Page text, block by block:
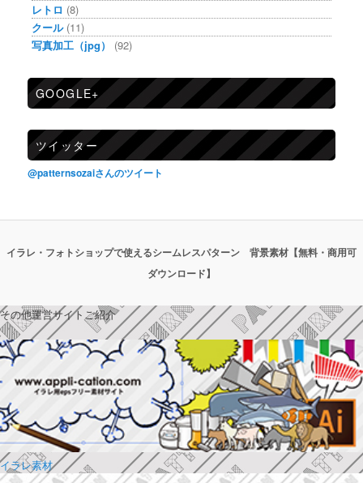
レトロ (8)
クール(11)
写真加工（jpg）
(92)
GOOGLE+
ツイッター
@patternsozaiさんのツイート
イラレ・フォトショップで使えるシームレスパターン 背景素材【無料・商用可
ダウンロード】
その他運営サイトご紹介
イラレ素材